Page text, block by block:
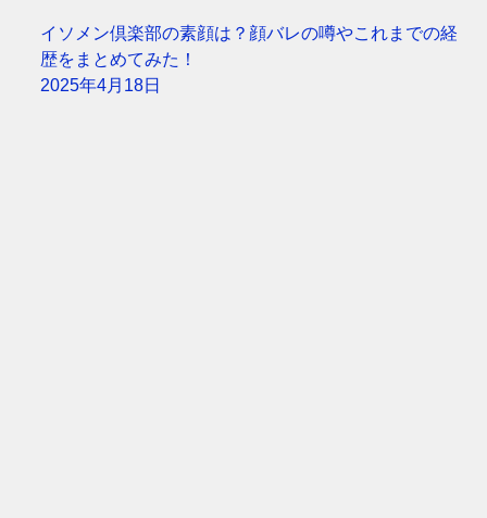
イソメン倶楽部の素顔は？顔バレの噂やこれまでの経
歴をまとめてみた！
2025年4月18日